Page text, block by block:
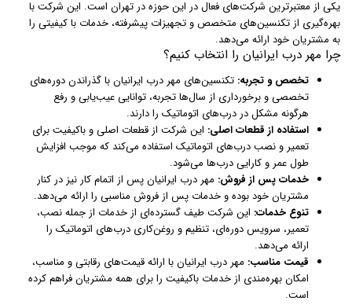
یکی از معتبرترین شرکت‌های فعال در این حوزه در تهران است. این شرکت با
بهره‌گیری از تکنسین‌های متخصص و تجهیزات پیشرفته، خدمات با کیفیتی را
به مشتریان خود ارائه می‌دهد.
چرا مهر درب ایرانیان را انتخاب کنیم؟
تخصص و تجربه: تکنسین‌های مهر درب ایرانیان با گذراندن دوره‌های
تخصصی و برخورداری از سال‌ها تجربه، توانایی عیب‌یابی و رفع
هرگونه مشکل در درب‌های اتوماتیک را دارند.
استفاده از قطعات اصلی: این شرکت از قطعات اصلی و باکیفیت برای
تعمیر و نصب درب‌های اتوماتیک استفاده می‌کند که موجب افزایش
طول عمر و کارایی درب‌ها می‌شود.
خدمات پس از فروش: مهر درب ایرانیان پس از اتمام کار نیز در کنار
مشتریان خود بوده و خدمات پس از فروش مناسبی را ارائه می‌دهد.
تنوع خدمات: این شرکت طیف گسترده‌ای از خدمات از جمله نصب،
تعمیر، سرویس دوره‌ای، تنظیم و روغن‌کاری درب‌های اتوماتیک را
ارائه می‌دهد.
قیمت مناسب: مهر درب ایرانیان با ارائه قیمت‌های رقابتی و مناسب،
امکان بهره‌مندی از خدمات باکیفیت را برای همه مشتریان فراهم کرده
است.